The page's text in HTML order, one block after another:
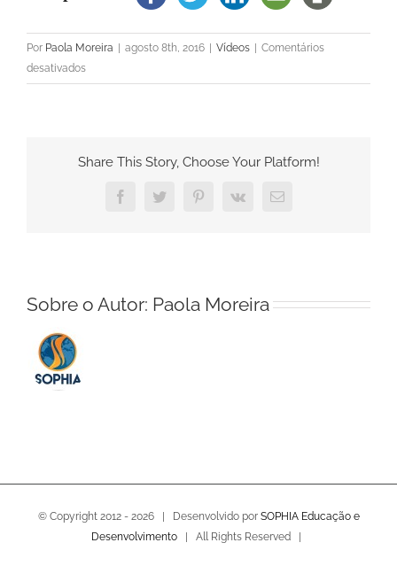
Por Paola Moreira agosto 8th, 2016 Vídeos
Comentários
desativadosem
Vídeo:
terras
3
Share This Story, Choose Your Platform!
FacebookTwitterPinterest
Vk
E-
Sobre o Autor: Paola Moreira
© Copyright 2012 - 2026 | Desenvolvido por SOPHIA Educação e
Desenvolvimento| All Rights Reserved |